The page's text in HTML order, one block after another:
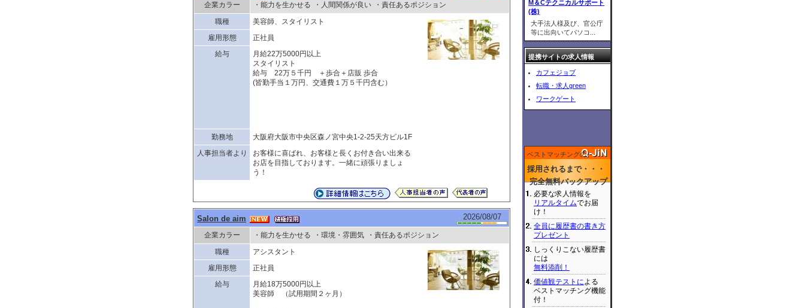
企業カラー ・能力を生かせる ・人間関係が良い
・責任あるポジション
職種
美容師、スタイリスト
雇用形態
正社員
給与
月給22万5000円以上
スタイリスト
給与 22万５千円 ＋歩合＋店販 歩合
(皆勤手当１万円、交通費１万５千円含む）
勤務地
大阪府大阪市中央区森ノ宮中央1-2-25天方ビル1F
人事担当者より
お客様に喜ばれ、お客様と長くお付き合い出来る
お店を目指しております。一緒に頑張りましょ
う！
Salon de aim 2026/08/07
企業カラー ・能力を生かせる ・環境・雰囲気
・責任あるポジション
職種
アシスタント
雇用形態
正社員
給与
月給18万5000円以上
美容師 （試用期間２ヶ月）
M＆Cテクニカルサポート
(株)
大手法人様及び、官公庁
等に出向いてパソコ...
提携サイトの求人情報
カフェジョブ
転職・求人green
ワークゲート
ベストマッチングの
採用されるまで・・・
完全無料バックアップ
必要な求人情報を
リアルタイムでお届
け！
全員に履歴書の書き方
プレゼント
しっくりこない履歴書
には
無料添削！
価値観テストによる
ベストマッチング機能
付！